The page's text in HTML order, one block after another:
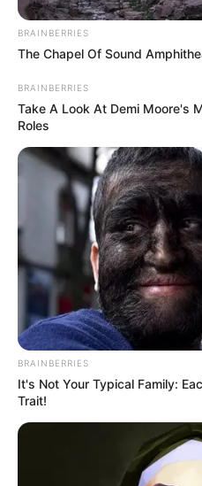
BRAINBERRIES
The Chapel Of Sound
BRAINBERRIES
Take A Look At Demi Moore's
Roles
BRAINBERRIES
It's Not Your Typical Family:
Trait!